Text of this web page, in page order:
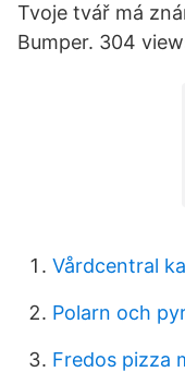
Tvoje tvář má
Bumper. 304
Vårdcentral
Polarn och
Fredos pizza